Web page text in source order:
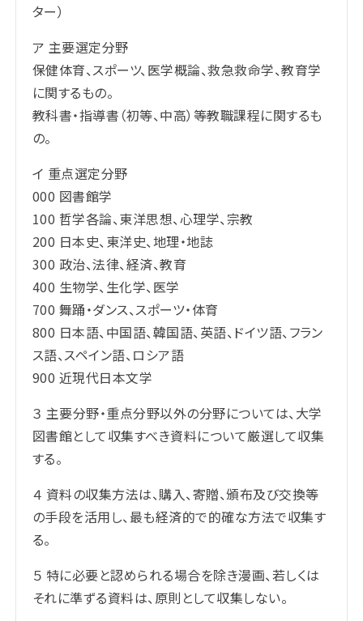
ター）
ア 主要選定分野
保健体育、スポーツ、医学概論、救急救命学、教育学
に関するもの。
教科書・指導書（初等、中高）等教職課程に関するも
の。
イ 重点選定分野
000 図書館学
100 哲学各論、東洋思想、心理学、宗教
200 日本史、東洋史、地理・地誌
300 政治、法律、経済、教育
400 生物学、生化学、医学
700 舞踊・ダンス、スポーツ・体育
800 日本語、中国語、韓国語、英語、ドイツ語、フラン
ス語、スペイン語、ロシア語
900 近現代日本文学
３ 主要分野・重点分野以外の分野については、大学
図書館として収集すべき資料について厳選して収集
する。
４ 資料の収集方法は、購入、寄贈、頒布及び交換等
の手段を活用し、最も経済的で的確な方法で収集す
る。
５ 特に必要と認められる場合を除き漫画、若しくは
それに準ずる資料は、原則として収集しない。